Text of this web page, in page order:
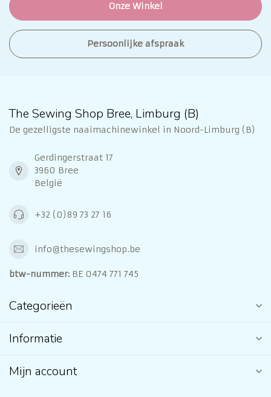
Onze Winkel
Persoonlijke afspraak
The Sewing Shop Bree, Limburg (B)
De gezelligste naaimachinewinkel in Noord-Limburg (B)
Gerdingerstraat 17
3960 Bree
België
+32 (0)89 73 27 16
info@thesewingshop.be
btw-nummer: BE 0474 771 745
Categorieën
Informatie
Mijn account